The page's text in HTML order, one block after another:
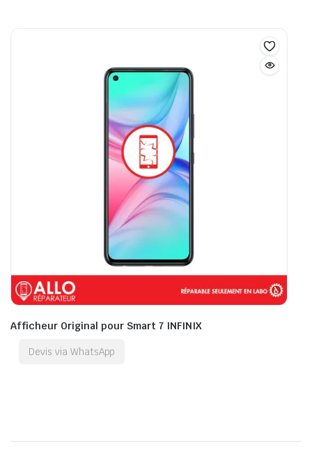
Afficheur Original pour Smart 7 INFINIX
Devis via WhatsApp